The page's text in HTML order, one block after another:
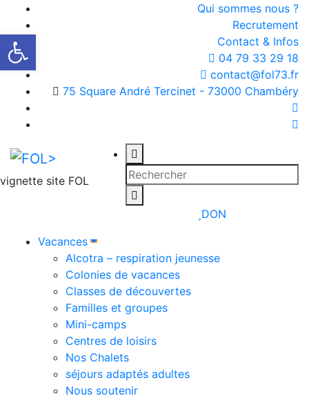
Qui sommes nous ?
Recrutement
Contact & Infos
04 79 33 29 18
contact@fol73.fr
75 Square André Tercinet - 73000 Chambéry
DON
Vacances
Alcotra – respiration jeunesse
Colonies de vacances
Classes de découvertes
Familles et groupes
Mini-camps
Centres de loisirs
Nos Chalets
séjours adaptés adultes
Nous soutenir
vignette site FOL
Ouvrir la barre d’outils